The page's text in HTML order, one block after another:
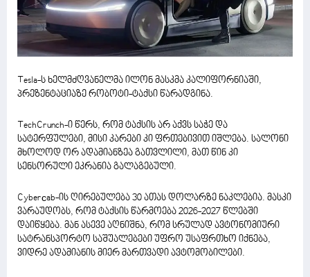
Tesla-ს ხელმძღვანელმა ილონ მასკმა კალიფორნიაში,
პრეზენტაციაზე რობოტი-ტაქსი წარადგინა.
TechCrunch-ი წერს, რომ ტაქსის არ აქვს საჭე და
სატერფულები, მისი კარები კი ფრთებივით იშლება. სალონი
მხოლოდ ორ ადამიანზეა გათვლილი, მათ წინ კი
სენსორული ეკრანია გალაგებული.
Cyberсab-ის ღირებულება 30 ათას დოლარზე ნაკლებია. მასკი
ვარაუდობს, რომ ტაქსის წარმოება 2026-2027 წლებში
დაიწყება. მან ასევე აღნიშნა, რომ სრულად ავტონომიური
სატრანსპორტო საშუალებები უფრო უსაფრთხო იქნება,
ვიდრე ადამიანის მიერ მართვადი ავტომობილები.